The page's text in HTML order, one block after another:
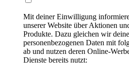
Mit deiner Einwilligung
unserer Website über Aktionen
Produkte. Dazu gleichen wir
personenbezogenen Daten mit
ab und nutzen deren Online-
Dienste bereits nutzt: